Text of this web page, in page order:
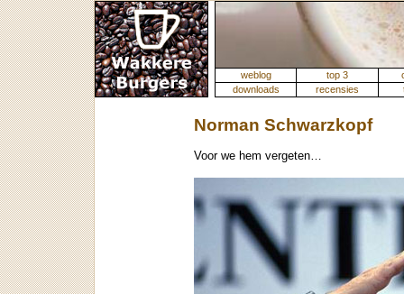
weblog top 3
downloads
recensies
Norman Schwarzkopf
Voor we hem vergeten…